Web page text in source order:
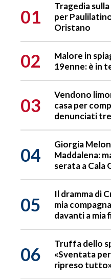
01
Tragedia
per
Oristano
02
Malore in
19enne: è in
03
Vendono
casa per
denunciati
04
Giorgia
Maddalena:
serata a Cala
05
Il dramma di
mia
davanti a mia
06
Truffa dello
«Sventata
ripreso tutto»